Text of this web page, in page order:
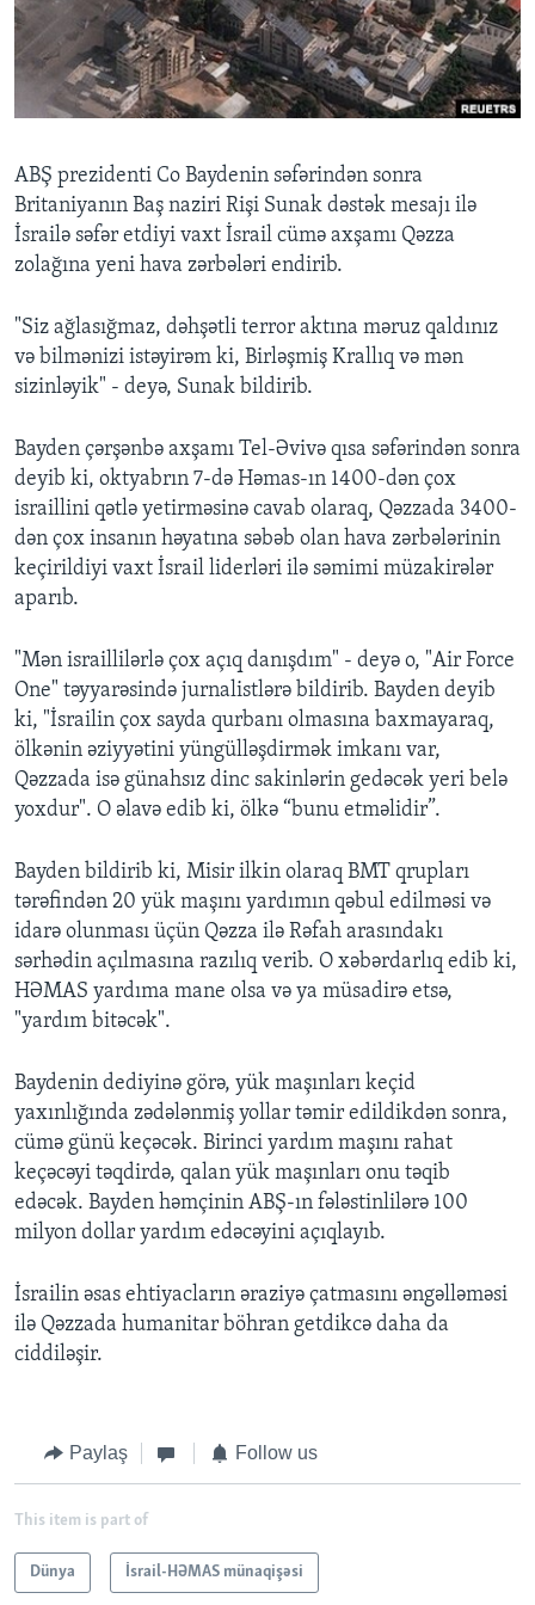
BIZI IZLƏYIN
Dillər
ABŞ prezidenti Co Baydenin səfərindən sonra
Britaniyanın Baş naziri Rişi Sunak dəstək mesajı ilə
İsrailə səfər etdiyi vaxt İsrail cümə axşamı Qəzza
zolağına yeni hava zərbələri endirib.
"Siz ağlasığmaz, dəhşətli terror aktına məruz qaldınız
və bilmənizi istəyirəm ki, Birləşmiş Krallıq və mən
sizinləyik" - deyə, Sunak bildirib.
Bayden çərşənbə axşamı Tel-Əvivə qısa səfərindən sonra
deyib ki, oktyabrın 7-də Həmas-ın 1400-dən çox
israillini qətlə yetirməsinə cavab olaraq, Qəzzada 3400-
dən çox insanın həyatına səbəb olan hava zərbələrinin
keçirildiyi vaxt İsrail liderləri ilə səmimi müzakirələr
aparıb.
"Mən israillilərlə çox açıq danışdım" - deyə o, "Air Force
One" təyyarəsində jurnalistlərə bildirib. Bayden deyib
ki, "İsrailin çox sayda qurbanı olmasına baxmayaraq,
ölkənin əziyyətini yüngülləşdirmək imkanı var,
Qəzzada isə günahsız dinc sakinlərin gedəcək yeri belə
yoxdur". O əlavə edib ki, ölkə “bunu etməlidir”.
Bayden bildirib ki, Misir ilkin olaraq BMT qrupları
tərəfindən 20 yük maşını yardımın qəbul edilməsi və
idarə olunması üçün Qəzza ilə Rəfah arasındakı
sərhədin açılmasına razılıq verib. O xəbərdarlıq edib ki,
HƏMAS yardıma mane olsa və ya müsadirə etsə,
"yardım bitəcək".
Baydenin dediyinə görə, yük maşınları keçid
yaxınlığında zədələnmiş yollar təmir edildikdən sonra,
cümə günü keçəcək. Birinci yardım maşını rahat
keçəcəyi təqdirdə, qalan yük maşınları onu təqib
edəcək. Bayden həmçinin ABŞ-ın fələstinlilərə 100
milyon dollar yardım edəcəyini açıqlayıb.
İsrailin əsas ehtiyacların əraziyə çatmasını əngəlləməsi
ilə Qəzzada humanitar böhran getdikcə daha da
ciddiləşir.
Paylaş Follow us
This item is part of
Dünya İsrail-HƏMAS münaqişəsi